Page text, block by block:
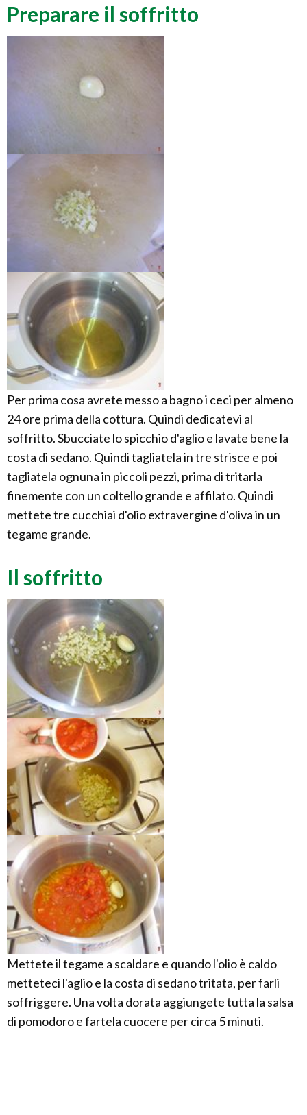
Preparare il soffritto
Per prima cosa avrete messo a bagno i ceci per almeno
24 ore prima della cottura. Quindi dedicatevi al
soffritto. Sbucciate lo spicchio d'aglio e lavate bene la
costa di sedano. Quindi tagliatela in tre strisce e poi
tagliatela ognuna in piccoli pezzi, prima di tritarla
finemente con un coltello grande e affilato. Quindi
mettete tre cucchiai d'olio extravergine d'oliva in un
tegame grande.
Il soffritto
Mettete il tegame a scaldare e quando l'olio è caldo
metteteci l'aglio e la costa di sedano tritata, per farli
soffriggere. Una volta dorata aggiungete tutta la salsa
di pomodoro e fartela cuocere per circa 5 minuti.